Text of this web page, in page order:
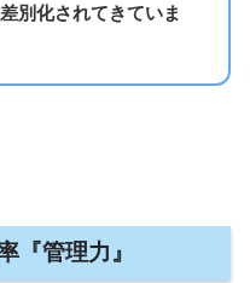
別化されてきていま
『管理力』